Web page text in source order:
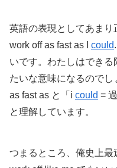
英語の表現としてあまり
work off as fast as I could
いです。わたしはでき
たいな意味になるのでし
as fast as と「i could =
と理解しています。
つまるところ、俺史上